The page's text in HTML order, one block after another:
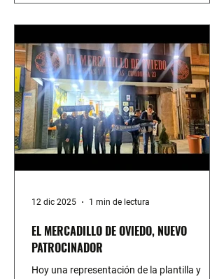
corner en contra hay una barullo en nuestro
EL MERCADILLO DE OVIEDO, NUEVO
PATROCINADOR
Hoy una representación de la plantilla y
12 dic 2025 1 min de lectura